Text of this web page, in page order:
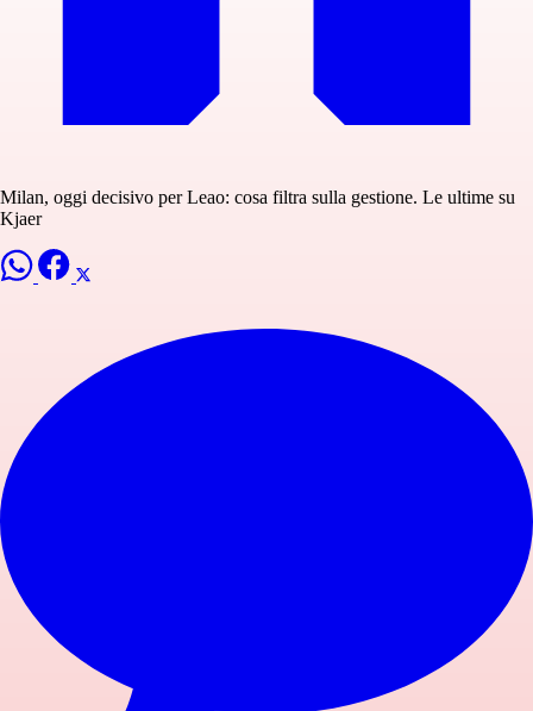
Milan, oggi decisivo per Leao: cosa filtra sulla gestione. Le ultime su
Kjaer